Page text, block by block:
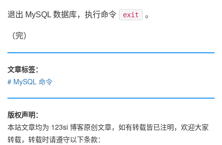
退出 MySQL 数据库，执行命令 exit 。
（完）
文章标签：
MySQL 命令
版权声明：
本站文章均为 123si 博客原创文章，如有转载皆已注明，欢迎大家
转载，转载时请遵守以下条款：